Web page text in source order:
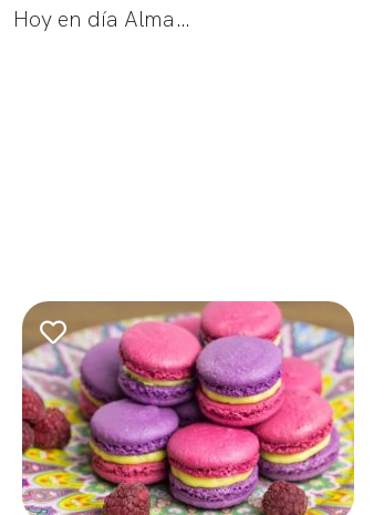
Hoy en día Alma…